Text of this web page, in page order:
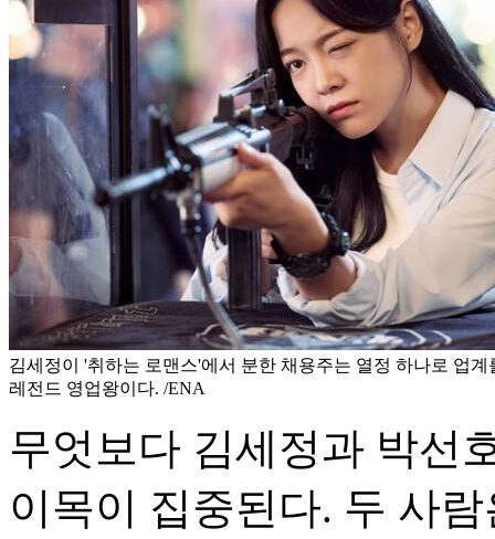
김세정이 '취하는 로맨스'에서 분한 채용주는 열정 하나로 업
레전드 영업왕이다. /ENA
무엇보다 김세정과 박선
이목이 집중된다. 두 사